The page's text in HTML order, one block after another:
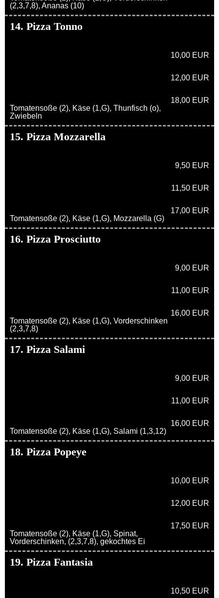
(2,3,7,8), Ananas (10)
14. Pizza Tonno
10,00 EUR
12,00 EUR
18,00 EUR
Tomatensoße (2), Käse (1,G), Thunfisch (o),
Zwiebeln
15. Pizza Mozzarella
9,50 EUR
11,50 EUR
17,00 EUR
Tomatensoße (2), Käse (1,G), Mozzarella (G)
16. Pizza Prosciutto
9,00 EUR
11,00 EUR
16,00 EUR
Tomatensoße (2), Käse (1,G), Vorderschinken
(2,3,7,8)
17. Pizza Salami
9,00 EUR
11,00 EUR
16,00 EUR
Tomatensoße (2), Käse (1,G), Salami (1,3,12)
18. Pizza Popeye
10,00 EUR
12,00 EUR
17,50 EUR
Tomatensoße (2), Käse (1,G), Spinat,
Vorderschinken, (2,3,7,8), gekochtes Ei
19. Pizza Fantasia
10,50 EUR